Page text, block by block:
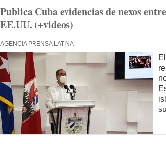
Publica Cuba evidencias de nexos
EE.UU. (+videos)
AGENCIA PRENSA LATINA